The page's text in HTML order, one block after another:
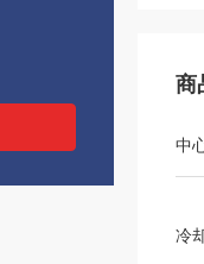
商
中
冷